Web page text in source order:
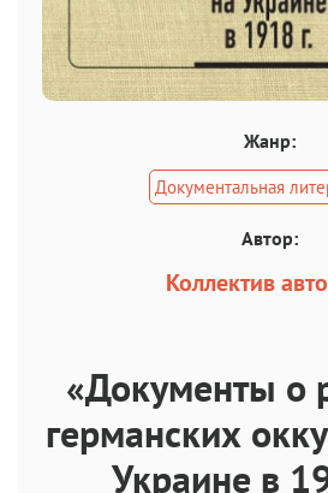
Жанр:
Документальная
Автор:
Коллектив
«Документы о
германских
Украине в